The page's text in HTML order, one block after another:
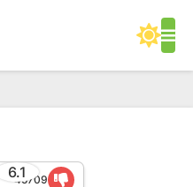
6.1
45709